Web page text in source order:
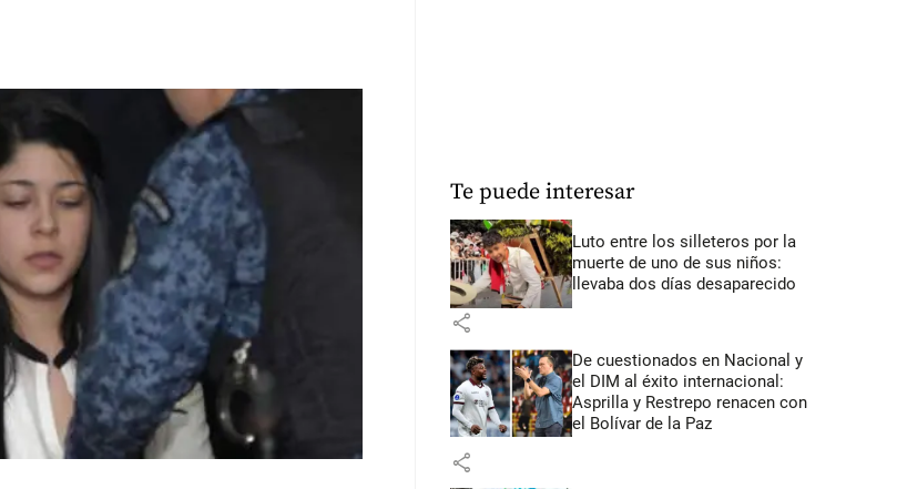
Te puede interesar
Luto entre los silleteros por la
muerte de uno de sus niños:
llevaba dos días desaparecido
share
De cuestionados en Nacional y
el DIM al éxito internacional:
Asprilla y Restrepo renacen con
el Bolívar de la Paz
share